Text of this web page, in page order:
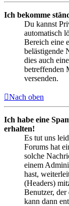
Ich bekomme
Du kannst
automatisch
Bereich eine
belästigende
dies auch
betreffenden
versenden.
Nach oben
Ich habe eine
erhalten!
Es tut uns
Forums hat
solche
einem
hast,
(Headers)
Benutzer,
kann dann